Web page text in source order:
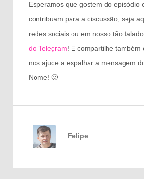
Esperamos que gostem do episódio
contribuam para a discussão, seja
redes sociais ou em nosso tão falado
do Telegram! E compartilhe também
nos ajude a espalhar a mensagem
Nome! 🙂
Felipe